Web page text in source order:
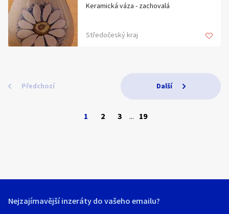
Keramická váza - zachovalá
Středočeský kraj
Předchozí
1 2 3 ... 19
Další
Nejzajímavější inzeráty do vašeho emailu?